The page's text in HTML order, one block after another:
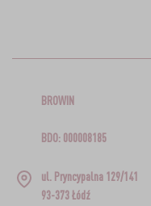
BROWIN
BDO: 000008185
ul. Pryncypalna 129/141
93-373 Łódź